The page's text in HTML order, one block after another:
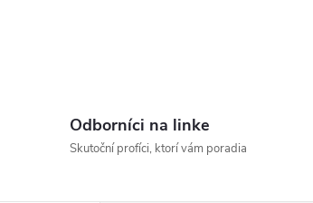
Odborníci na linke
Skutoční profíci, ktorí vám poradia